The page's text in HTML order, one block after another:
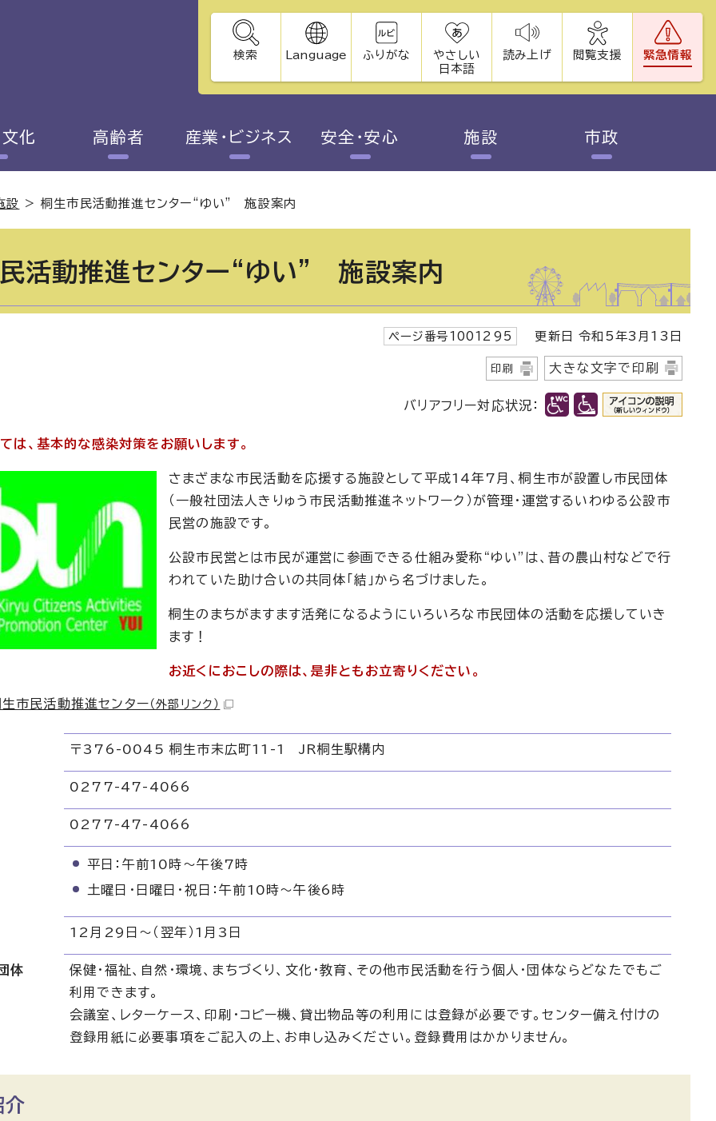
検索 Language ふりがな
やさしい
日本語
読み上げ 閲覧支援 緊急情報
文化 高齢者 産業・ビジネス 安全・安心 施設 市政
設 >桐生市民活動推進センター“ゆい” 施設案内
活動推進センター“ゆい” 施設案内
ページ番号1001295 更新日 令和5年3月13日
印刷 大きな文字で印刷
バリアフリー対応状況：
は、基本的な感染対策をお願いします。
さまざまな市民活動を応援する施設として平成14年7月、桐生市が設置し市民団体
（一般社団法人きりゅう市民活動推進ネットワーク）が管理・運営するいわゆる公設市
民営の施設です。
公設市民営とは市民が運営に参画できる仕組み愛称“ゆい”は、昔の農山村などで行
われていた助け合いの共同体「結」から名づけました。
桐生のまちがますます活発になるようにいろいろな市民団体の活動を応援していき
ます！
お近くにおこしの際は、是非ともお立寄りください。
市民活動推進センター （外部リンク）
〒376-0045 桐生市末広町11-1 JR桐生駅構内
0277-47-4066
0277-47-4066
平日：午前10時～午後7時
土曜日・日曜日・祝日：午前10時～午後6時
12月29日～（翌年）1月3日
体
保健・福祉、自然・環境、まちづくり、文化・教育、その他市民活動を行う個人・団体ならどなたでもご
利用できます。
会議室、レターケース、印刷・コピー機、貸出物品等の利用には登録が必要です。センター備え付けの
登録用紙に必要事項をご記入の上、お申し込みください。登録費用はかかりません。
介